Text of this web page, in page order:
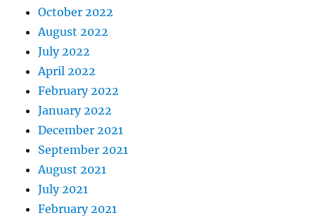
October 2022
August 2022
July 2022
April 2022
February 2022
January 2022
December 2021
September 2021
August 2021
July 2021
February 2021